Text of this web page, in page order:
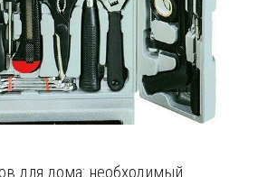
для дома: необходимый